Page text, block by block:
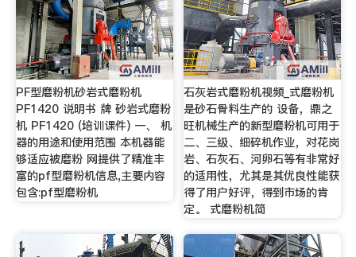
PF型磨粉机砂岩式磨粉机
PF1420 说明书 牌 砂岩式磨粉
机 PF1420 (培训课件) 一、 机
器的用途和使用范围 本机器能
够适应被磨粉 网提供了精准丰
富的pf型磨粉机信息,主要内容
包含:pf型磨粉机
石灰岩式磨粉机视频_式磨粉机
是砂石骨料生产的 设备，鼎之
旺机械生产的新型磨粉机可用于
二、三级、细碎机作业，对花岗
岩、石灰石、河卵石等有非常好
的适用性，尤其是其优良性能获
得了用户好评，得到市场的肯
定。 式磨粉机简